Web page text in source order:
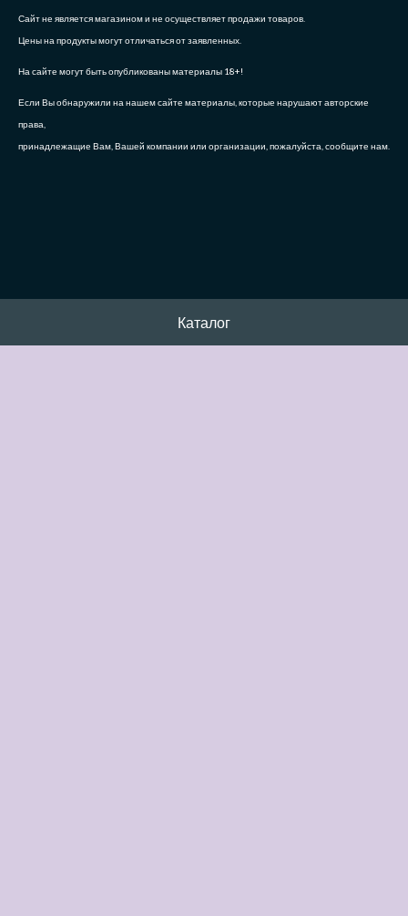
Сайт не является магазином и не осуществляет продажи товаров.
Цены на продукты могут отличаться от заявленных.
На сайте могут быть опубликованы материалы 18+!
Если Вы обнаружили на нашем сайте материалы, которые нарушают авторские
права,
принадлежащие Вам, Вашей компании или организации, пожалуйста, сообщите нам.
Каталог